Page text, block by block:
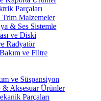
Parçaları
Trim Malzemeler
& Ses Sistemle
ve Diski
Radyatör
ve Filtre
ve Süspansiyon
Aksesuar Ürünler
Parçaları